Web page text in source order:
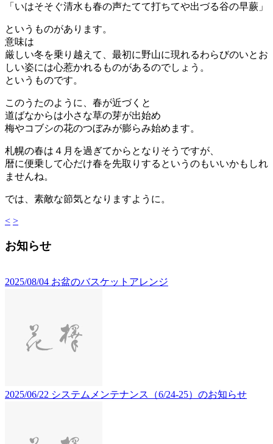
「いはそそぐ清水も春の声たてて打ちてや出づる谷の早蕨」
というものがあります。
意味は
厳しい冬を乗り越えて、最初に野山に現れるわらびのいとお
しい姿には心惹かれるものがあるのでしょう。
というものです。
このうたのように、春が近づくと
道ばなからは小さな草の芽が出始め
梅やコブシの花のつぼみが膨らみ始めます。
札幌の春は４月を過ぎてからとなりそうですが、
暦に便乗して心だけ春を先取りするというのもいいかもしれ
ませんね。
では、素敵な節気となりますように。
< >
お知らせ
2025/08/04 お盆のバスケットアレンジ
2025/06/22 システムメンテナンス（6/24-25）のお知らせ